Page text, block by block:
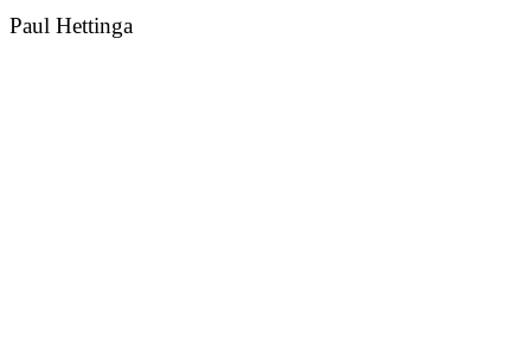
Paul Hettinga